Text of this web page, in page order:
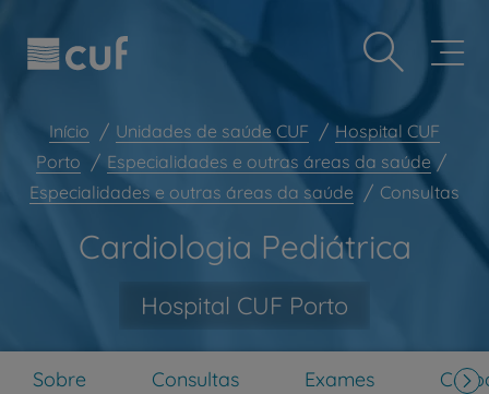
este
inclui
sistema
acessibilidade.
para
conteúdo
Prevenção e bem-estar
Grandes Áreas da Saúde
Plano +CUF
My CUF
Clientes e acompanhantes
CUF Academic Center
Para profissionais
Contacte-nos
Início Unidades de saúde CUF
Hospital CUF
Porto
Especialidades e outras áreas da saúde
Especialidades e outras áreas da saúde
Consultas
Cardiologia Pediátrica
Hospital CUF Porto
Sobre Consultas Exames